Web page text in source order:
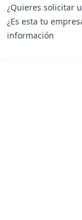
¿Quieres solicitar
¿Es esta tu
información